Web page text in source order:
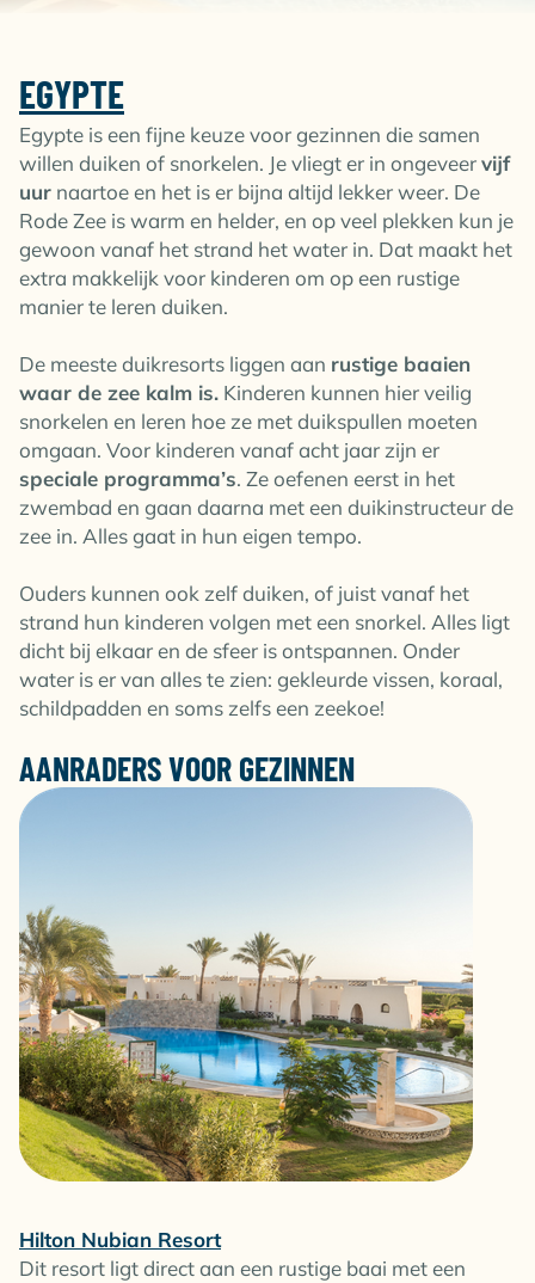
EGYPTE
Egypte is een fijne keuze voor gezinnen die samen
willen duiken of snorkelen. Je vliegt er in ongeveervijf
uur naartoe en het is er bijna altijd lekker weer. De
Rode Zee is warm en helder, en op veel plekken kun je
gewoon vanaf het strand het water in. Dat maakt het
extra makkelijk voor kinderen om op een rustige
manier te leren duiken.
De meeste duikresorts liggen aan rustige baaien
waar de zee kalm is. Kinderen kunnen hier veilig
snorkelen en leren hoe ze met duikspullen moeten
omgaan. Voor kinderen vanaf acht jaar zijn er
speciale programma’s. Ze oefenen eerst in het
zwembad en gaan daarna met een duikinstructeur de
zee in. Alles gaat in hun eigen tempo.
Ouders kunnen ook zelf duiken, of juist vanaf het
strand hun kinderen volgen met een snorkel. Alles ligt
dicht bij elkaar en de sfeer is ontspannen. Onder
water is er van alles te zien: gekleurde vissen, koraal,
schildpadden en soms zelfs een zeekoe!
AANRADERS VOOR GEZINNEN
Hilton Nubian Resort
Dit resort ligt direct aan een rustige baai met een